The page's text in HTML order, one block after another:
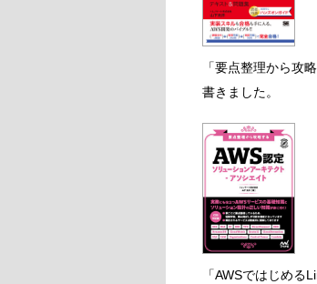
「要点整理から攻
書きました。
「AWSではじめる